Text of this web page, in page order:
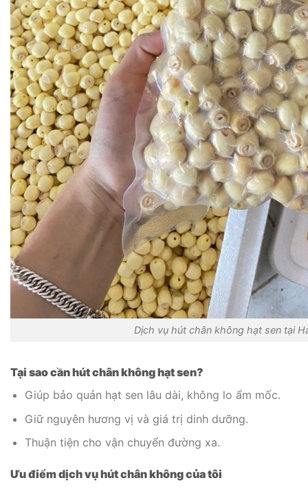
Dịch vụ hút chân không hạt sen tại
Tại sao cần hút chân không hạt sen?
Giúp bảo quản hạt sen lâu dài, không lo ẩm mốc.
Giữ nguyên hương vị và giá trị dinh dưỡng.
Thuận tiện cho vận chuyển đường xa.
Ưu điểm dịch vụ hút chân không của tôi